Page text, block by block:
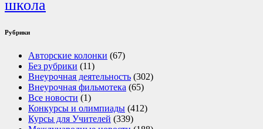
школа
Рубрики
Авторские колонки (67)
Без рубрики (11)
Внеурочная деятельность (302)
Внеурочная фильмотека (65)
Все новости (1)
Конкурсы и олимпиады (412)
Курсы для Учителей (339)